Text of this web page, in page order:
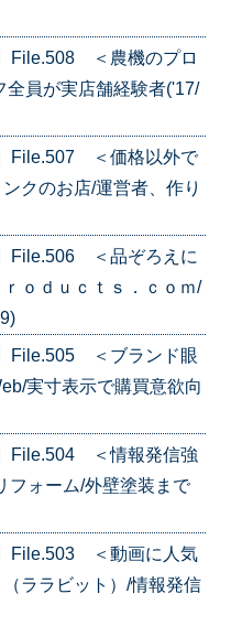
File.508 ＜農機のプロ
全員が実店舗経験者('17/
File.507 ＜価格以外で
クのお店/運営者、作り
File.506 ＜品ぞろえに
ｏｄｕｃｔｓ．ｃｏｍ/
File.505 ＜ブランド眼
実寸表示で購買意欲向
File.504 ＜情報発信強
フォーム/外壁塗装まで
File.503 ＜動画に人気
ララビット）/情報発信